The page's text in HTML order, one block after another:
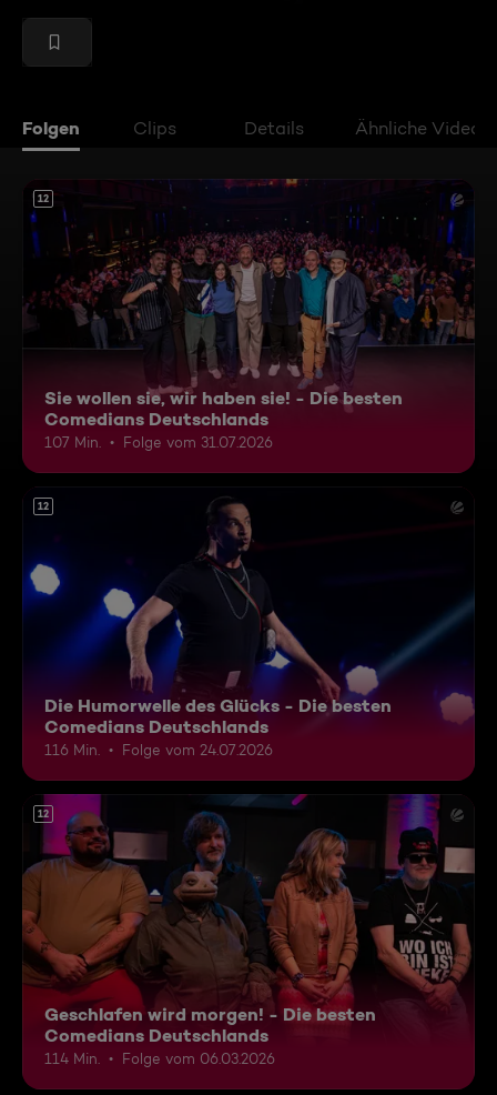
Folgen Clips Details Ähnliche Videos
12
Sie wollen sie, wir haben sie! - Die besten
Comedians Deutschlands
107 Min. Folge vom 31.07.2026
12
Die Humorwelle des Glücks - Die besten
Comedians Deutschlands
116 Min. Folge vom 24.07.2026
12
Geschlafen wird morgen! - Die besten
Comedians Deutschlands
114 Min. Folge vom 06.03.2026